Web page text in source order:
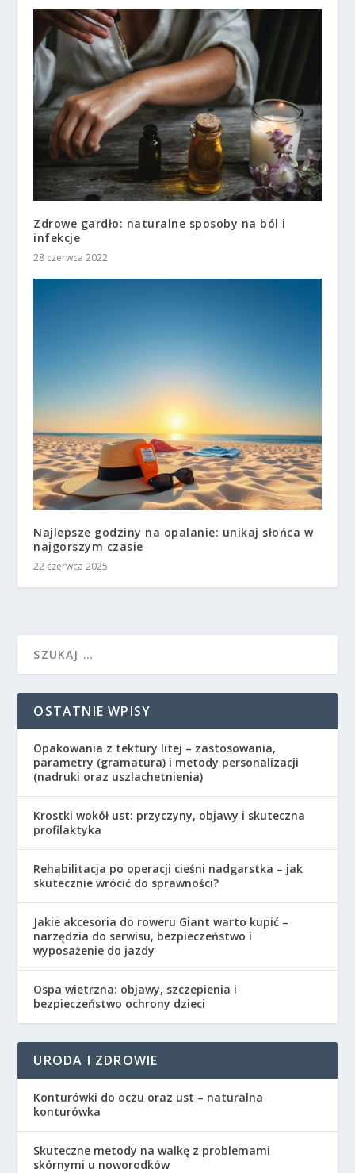
Zdrowe gardło: naturalne sposoby na ból i
infekcje
28 czerwca 2022
Najlepsze godziny na opalanie: unikaj słońca w
najgorszym czasie
22 czerwca 2025
OSTATNIE WPISY
Opakowania z tektury litej – zastosowania,
parametry (gramatura) i metody personalizacji
(nadruki oraz uszlachetnienia)
Krostki wokół ust: przyczyny, objawy i skuteczna
profilaktyka
Rehabilitacja po operacji cieśni nadgarstka – jak
skutecznie wrócić do sprawności?
Jakie akcesoria do roweru Giant warto kupić –
narzędzia do serwisu, bezpieczeństwo i
wyposażenie do jazdy
Ospa wietrzna: objawy, szczepienia i
bezpieczeństwo ochrony dzieci
URODA I ZDROWIE
Konturówki do oczu oraz ust – naturalna
konturówka
Skuteczne metody na walkę z problemami
skórnymi u noworodków